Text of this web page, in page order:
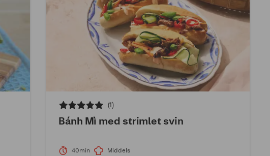
(1)
Bánh Mì med strimlet svin
40min Middels